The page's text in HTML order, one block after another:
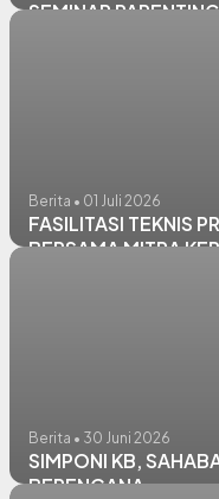
SEMINAR
Berita • 01 Juli 2026
FASILITASI TEKNIS
BERSAMA MITRA
Berita • 30 Juni 2026
SIMPONI KB,
BERENCANA